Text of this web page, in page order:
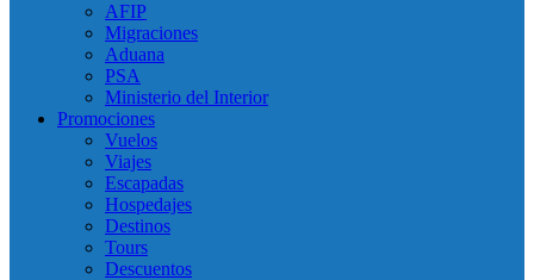
AFIP
Migraciones
Aduana
PSA
Ministerio del Interior
Promociones
Vuelos
Viajes
Escapadas
Hospedajes
Destinos
Tours
Descuentos